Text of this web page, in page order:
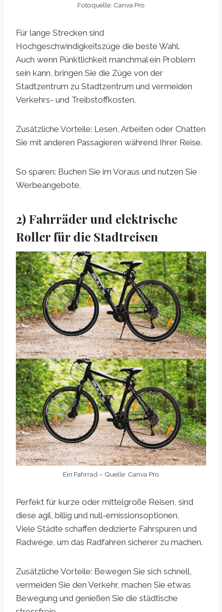
Fotoquelle: Canva Pro
Für lange Strecken sind
Hochgeschwindigkeitszüge die beste Wahl.
Auch wenn Pünktlichkeit manchmal ein Problem
sein kann, bringen Sie die Züge von der
Stadtzentrum zu Stadtzentrum und vermeiden
Verkehrs- und Treibstoffkosten.
Zusätzliche Vorteile: Lesen, Arbeiten oder Chatten
Sie mit anderen Passagieren während Ihrer Reise.
So sparen: Buchen Sie im Voraus und nutzen Sie
Werbeangebote.
2) Fahrräder und elektrische
Roller für die Stadtreisen
Ein Fahrrad – Quelle: Canva Pro
Perfekt für kurze oder mittelgroße Reisen, sind
diese agil, billig und null-emissionsoptionen.
Viele Städte schaffen dedizierte Fahrspuren und
Radwege, um das Radfahren sicherer zu machen.
Zusätzliche Vorteile: Bewegen Sie sich schnell,
vermeiden Sie den Verkehr, machen Sie etwas
Bewegung und genießen Sie die städtische